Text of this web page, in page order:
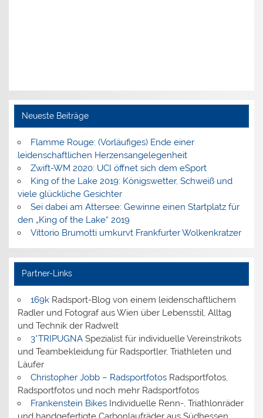
Neueste Beiträge
Flamme Rouge: (Vorläufiges) Ende einer
leidenschaftlichen Herzensangelegenheit
Zwift-WM 2020: UCI öffnet sich dem eSport
King of the Lake 2019: Königswetter, Schweiß und
viele glückliche Gesichter
Sei dabei am Attersee: Gewinne einen Startplatz für
den „King of the Lake“ 2019
Vittorio Brumotti umkurvt Frankfurter Wolkenkratzer
Partner-Links
169kRadsport-Blog von einem leidenschaftlichem
Radler und Fotograf aus Wien über Lebensstil, Alltag
und Technik der Radwelt
3*TRIPUGNASpezialist für individuelle Vereinstrikots
und Teambekleidung für Radsportler, Triathleten und
Läufer
Christopher Jobb – RadsportfotosRadsportfotos,
Radsportfotos und noch mehr Radsportfotos
Frankenstein BikesIndividuelle Renn-, Triathlonräder